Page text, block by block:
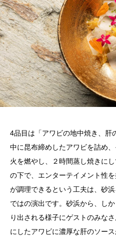
4品目は「アワビの地中焼き、肝
中に昆布締めしたアワビを詰め
火を燃やし、２時間蒸し焼きに
の下で、エンターテイメント性
が調理できるという工夫は、砂
ではの演出です。砂浜から、し
り出される様子にゲストのみな
にしたアワビに濃厚な肝のソー